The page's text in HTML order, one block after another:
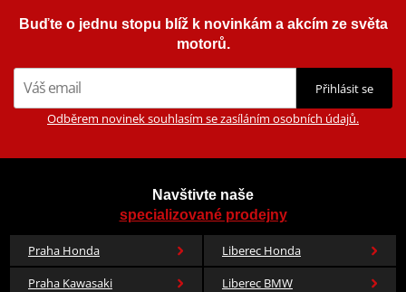
Buďte o jednu stopu blíž k novinkám a akcím ze světa
motorů.
Přihlásit se
Odběrem novinek souhlasím se zasíláním osobních údajů.
Navštivte naše
specializované prodejny
Praha Honda
Liberec Honda
Praha Kawasaki
Liberec BMW